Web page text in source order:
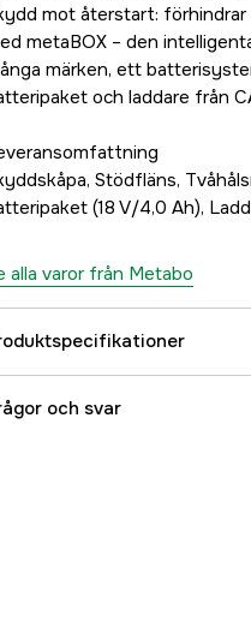
mot återstart:
metaBOX – den
märken, ett
och laddare från
Stödfläns,
(18 V/4,0 Ah),
alla varor från Metabo
Drifttypoch svar